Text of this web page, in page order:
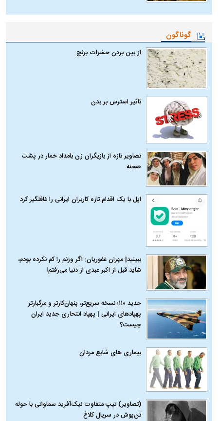
گوناگون
از بین بردن حشرات برنج
تاثیر استرس بر بدن
تصاویر تازه از بازیگران زن بامداد خمار در پشت
صحنه
اپل با یک اقدام تازه کاربران ایرانی را غافلگیر کرد
ببینید| مهران غفوریان: اگر وزنم را کم نکرده بودم،
شاید قبل از اکبر عبدی از دنیا می‌رفتم!
حدید ۱۱۰؛ نسخه سریع‌تر، پنهان‌کارتر و مرگبارتر
پهپادهای ایرانی | پهپاد انتحاری جدید ایران
چیست؟
بیماری‌ های شایع مردان
(تصاویر) تیپ متفاوت نیک‌آفرید سماواتی با حوله
تن‌پوش در سریال کلاغ